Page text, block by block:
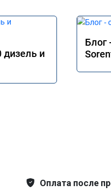
дизель и
Блог
Оплата после